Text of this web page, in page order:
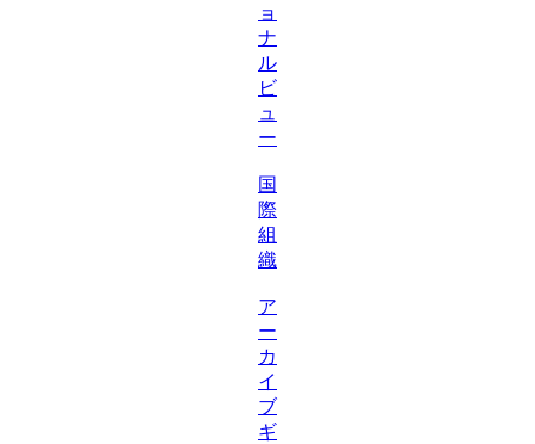
ョ
ナ
ル
ビ
ュ
ー
国
際
組
織
ア
ー
カ
イ
ブ
ギ